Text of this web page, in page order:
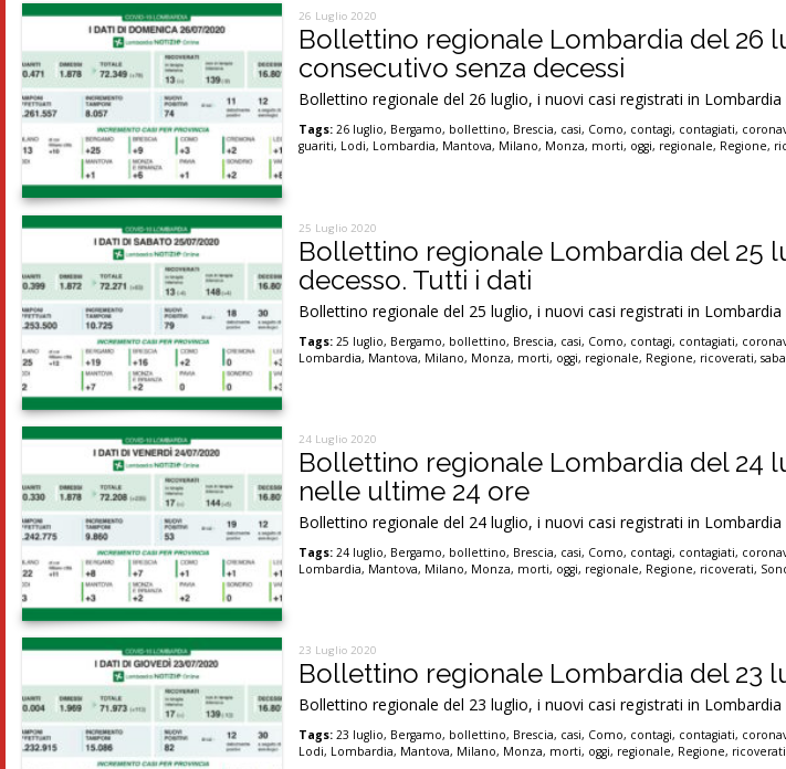
26 Luglio 2020
Bollettino regionale Lombardia del 26
consecutivo senza decessi
Bollettino regionale del 26 luglio, i nuovi casi registrati in
Tags: 26 luglio, Bergamo, bollettino, Brescia, casi, Como, contagi, contagiati,
guariti, Lodi, Lombardia, Mantova, Milano, Monza, morti, oggi, regionale, Regione,
25 Luglio 2020
Bollettino regionale Lombardia del 25
decesso. Tutti i dati
Bollettino regionale del 25 luglio, i nuovi casi registrati in
Tags: 25 luglio, Bergamo, bollettino, Brescia, casi, Como, contagi, contagiati,
Lombardia, Mantova, Milano, Monza, morti, oggi, regionale, Regione, ricoverati,
24 Luglio 2020
Bollettino regionale Lombardia del 24
nelle ultime 24 ore
Bollettino regionale del 24 luglio, i nuovi casi registrati in
Tags: 24 luglio, Bergamo, bollettino, Brescia, casi, Como, contagi, contagiati,
Lombardia, Mantova, Milano, Monza, morti, oggi, regionale, Regione, ricoverati,
23 Luglio 2020
Bollettino regionale Lombardia del 23
Bollettino regionale del 23 luglio, i nuovi casi registrati in
Tags: 23 luglio, Bergamo, bollettino, Brescia, casi, Como, contagi, contagiati,
Lodi, Lombardia, Mantova, Milano, Monza, morti, oggi, regionale, Regione, ricoverati